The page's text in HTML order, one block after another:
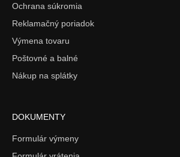
Ochrana súkromia
Reklamačný poriadok
Výmena tovaru
Poštovné a balné
Nákup na splátky
DOKUMENTY
Formulár výmeny